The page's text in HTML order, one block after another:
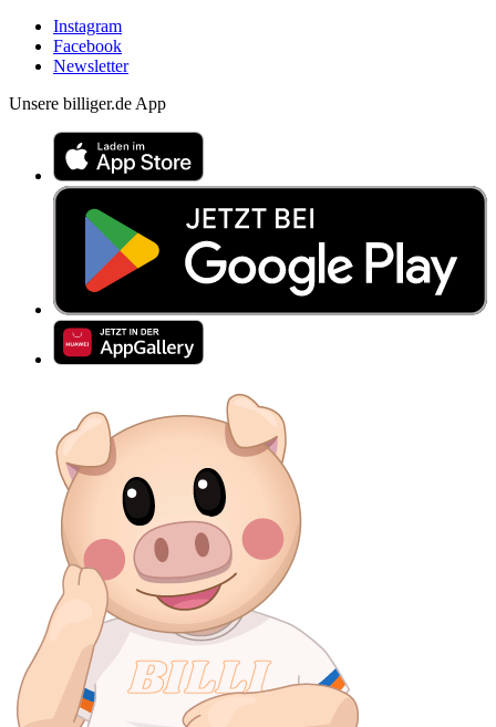
Instagram
Facebook
Newsletter
Unsere billiger.de App